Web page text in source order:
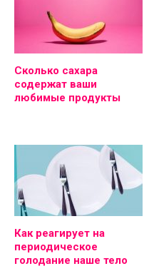
Сколько сахара
содержат ваши
любимые продукты
Как реагирует на
периодическое
голодание наше тело